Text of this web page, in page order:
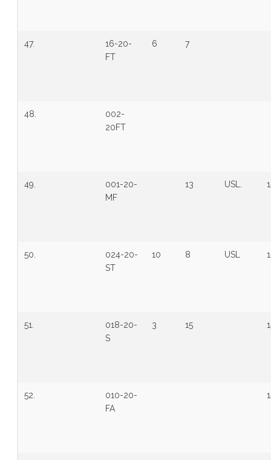
47.
16-20-
FT
6 7
48.
002-
20FT
49.
001-20-
MF
13 USL.
50.
024-20-
ST
10 8 USL
51.
018-20-
S
3 15
52.
010-20-
FA